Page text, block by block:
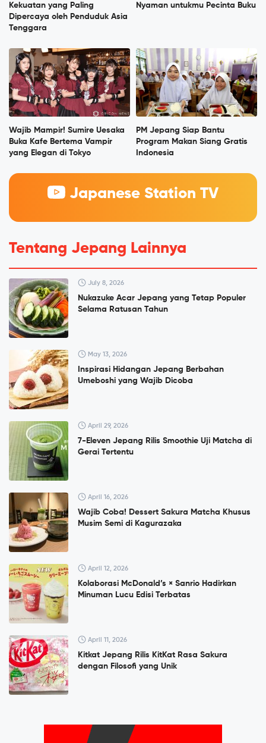
Kekuatan yang Paling
Dipercaya oleh Penduduk Asia
Tenggara
Nyaman untukmu Pecinta Buku
Wajib Mampir! Sumire Uesaka
Buka Kafe Bertema Vampir
yang Elegan di Tokyo
PM Jepang Siap Bantu
Program Makan Siang Gratis
Indonesia
Japanese Station TV
Tentang Jepang Lainnya
July 8, 2026
Nukazuke Acar Jepang yang Tetap Populer
Selama Ratusan Tahun
May 13, 2026
Inspirasi Hidangan Jepang Berbahan
Umeboshi yang Wajib Dicoba
April 29, 2026
7-Eleven Jepang Rilis Smoothie Uji Matcha di
Gerai Tertentu
April 16, 2026
Wajib Coba! Dessert Sakura Matcha Khusus
Musim Semi di Kagurazaka
April 12, 2026
Kolaborasi McDonald’s × Sanrio Hadirkan
Minuman Lucu Edisi Terbatas
April 11, 2026
Kitkat Jepang Rilis KitKat Rasa Sakura
dengan Filosofi yang Unik